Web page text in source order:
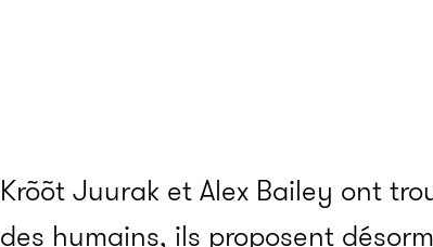
Krõõt Juurak et Alex Bailey ont
des humains, ils proposent